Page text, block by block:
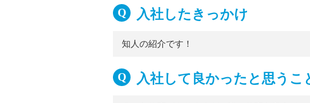
入社したきっかけ
知人の紹介です！
入社して良かったと思うこ